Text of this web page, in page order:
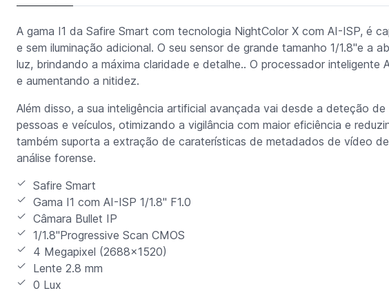
A gama I1 da Safire Smart com tecnologia NightColor X com AI-ISP, é
e sem iluminação adicional. O seu sensor de grande tamanho 1/1.8"e a
luz, brindando a máxima claridade e detalhe.. O processador inteligente
e aumentando a nitidez.
Além disso, a sua inteligência artificial avançada vai desde a deteção
pessoas e veículos, otimizando a vigilância com maior eficiência e
também suporta a extração de caraterísticas de metadados de vídeo
análise forense.
Safire Smart
Gama I1 com AI-ISP 1/1.8" F1.0
Câmara Bullet IP
1/1.8"Progressive Scan CMOS
4 Megapixel (2688x1520)
Lente 2.8 mm
0 Lux